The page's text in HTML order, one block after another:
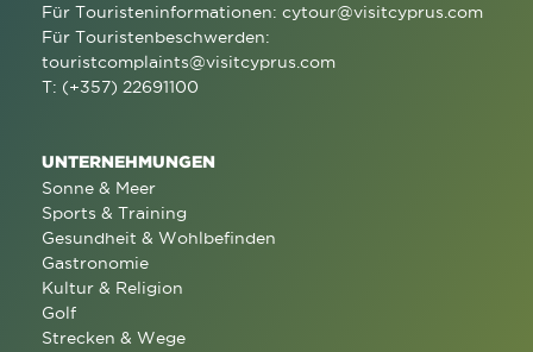
Für Touristeninformationen: cytour@visitcyprus.com
Für Touristenbeschwerden:
touristcomplaints@visitcyprus.com
T: (+357) 22691100
UNTERNEHMUNGEN
Sonne & Meer
Sports & Training
Gesundheit & Wohlbefinden
Gastronomie
Kultur & Religion
Golf
Strecken & Wege